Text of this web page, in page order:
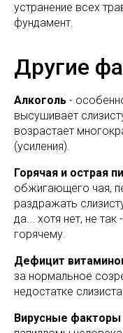
устранение всех
фундамент.
Другие
Алкоголь -
высушивает
возрастает
(усиления).
Горячая и острая
обжигающего чая,
раздражать
да... хотя нет, не
горячему.
Дефицит
за нормальное
недостатке
Вирусные факторы